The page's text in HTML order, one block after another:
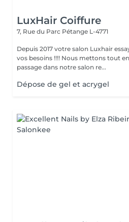
LuxHair Coiffure
7, Rue du Parc Pétange L-4771
Depuis 2017 votre salon Luxhair
vos besoins !!!! Nous mettons tout en oeuvre pour que votre
passage dans notre salon re...
Dépose de gel et acrygel